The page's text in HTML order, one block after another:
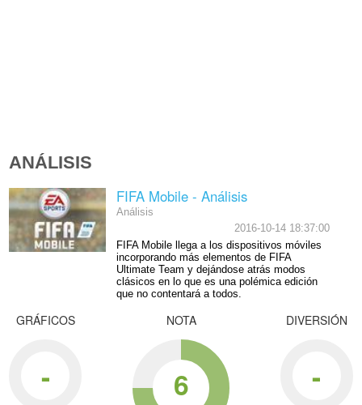
ANÁLISIS
FIFA Mobile - Análisis
Análisis
2016-10-14 18:37:00
FIFA Mobile llega a los dispositivos móviles
incorporando más elementos de FIFA
Ultimate Team y dejándose atrás modos
clásicos en lo que es una polémica edición
que no contentará a todos.
GRÁFICOS
-
NOTA
6
DIVERSIÓN
-